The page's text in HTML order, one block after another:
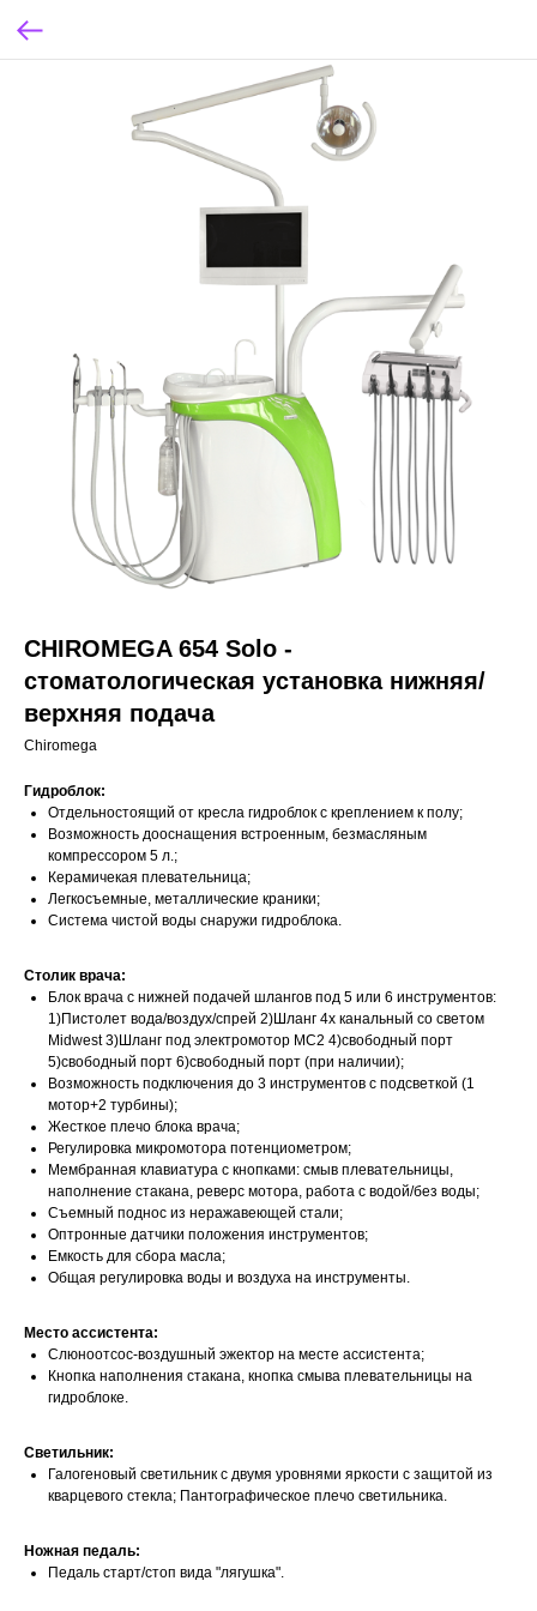
CHIROMEGA 654 Solo -
cтоматологическая установка нижняя/
верхняя подача
Chiromega
Гидроблок:
Отдельностоящий от кресла гидроблок с креплением к полу;
Возможность дооснащения встроенным, безмасляным
компрессором 5 л.;
Керамичекая плевательница;
Легкосъемные, металлические краники;
Система чистой воды снаружи гидроблока.
Столик врача:
Блок врача с нижней подачей шлангов под 5 или 6 инструментов:
1)Пистолет вода/воздух/спрей 2)Шланг 4х канальный со светом
Midwest 3)Шланг под электромотор MC2 4)свободный порт
5)свободный порт 6)свободный порт (при наличии);
Возможность подключения до 3 инструментов с подсветкой (1
мотор+2 турбины);
Жесткое плечо блока врача;
Регулировка микромотора потенциометром;
Мембранная клавиатура с кнопками: смыв плевательницы,
наполнение стакана, реверс мотора, работа с водой/без воды;
Съемный поднос из неражавеющей стали;
Оптронные датчики положения инструментов;
Емкость для сбора масла;
Общая регулировка воды и воздуха на инструменты.
Место ассистента:
Слюноотсос-воздушный эжектор на месте ассистента;
Кнопка наполнения стакана, кнопка смыва плевательницы на
гидроблоке.
Светильник:
Галогеновый светильник с двумя уровнями яркости с защитой из
кварцевого стекла; Пантографическое плечо светильника.
Ножная педаль:
Педаль старт/стоп вида "лягушка".